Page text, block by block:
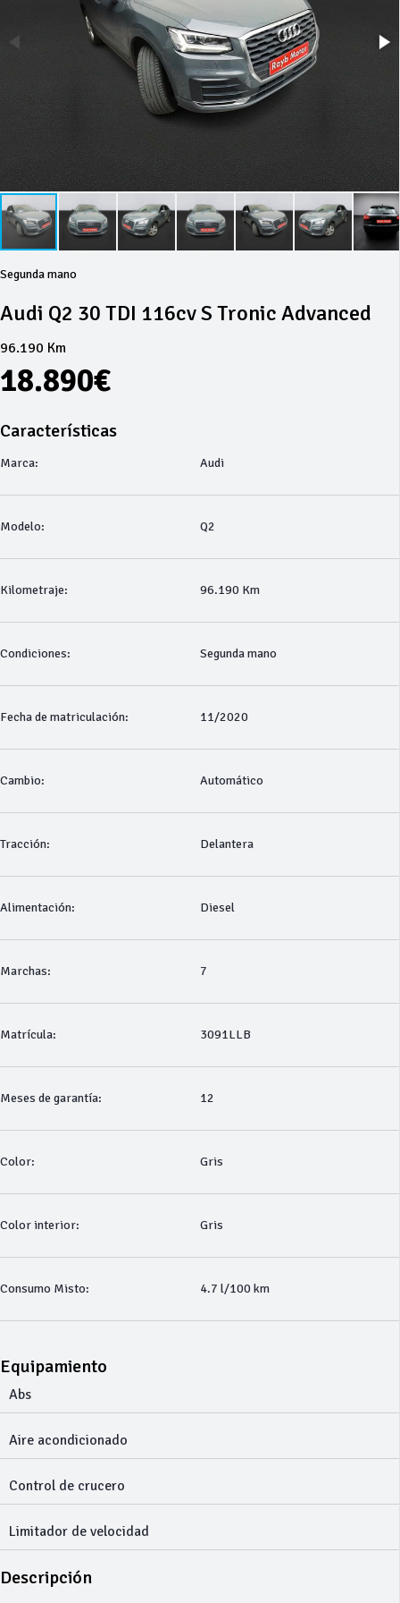
Segunda mano
Audi Q2 30 TDI 116cv S Tronic Advanced
96.190 Km
18.890€
Características
Marca: Audi
Modelo: Q2
Kilometraje: 96.190 Km
Condiciones: Segunda mano
Fecha de matriculación: 11/2020
Cambio: Automático
Tracción: Delantera
Alimentación: Diesel
Marchas: 7
Matrícula: 3091LLB
Meses de garantía: 12
Color: Gris
Color interior: Gris
Consumo Misto: 4.7 l/100 km
Equipamiento
Abs
Aire acondicionado
Control de crucero
Limitador de velocidad
Descripción